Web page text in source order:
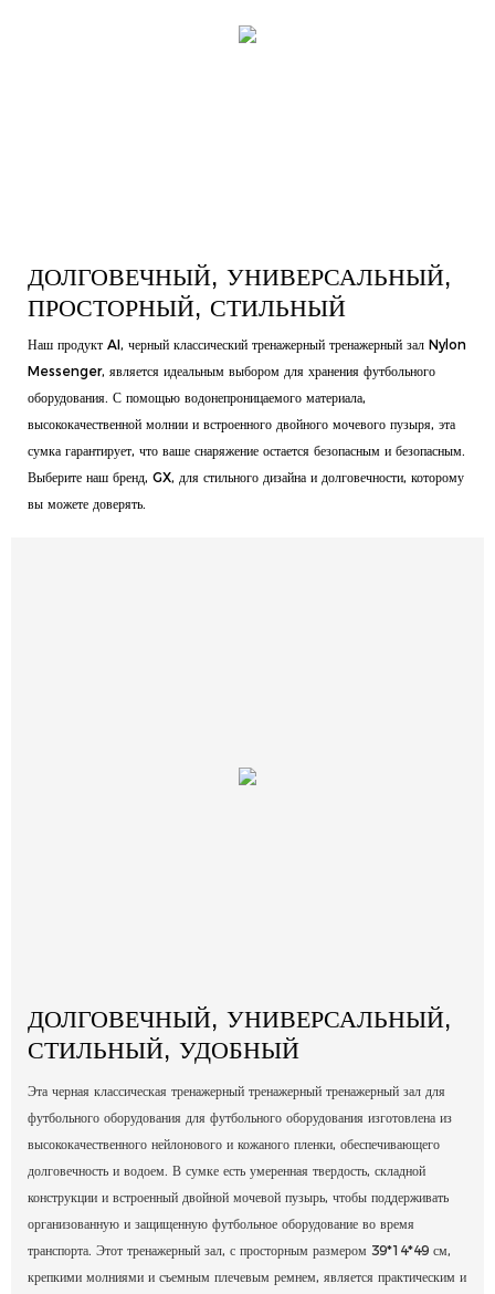
ДОЛГОВЕЧНЫЙ, УНИВЕРСАЛЬНЫЙ,
ПРОСТОРНЫЙ, СТИЛЬНЫЙ
Наш продукт AI, черный классический тренажерный тренажерный зал Nylon
Messenger, является идеальным выбором для хранения футбольного
оборудования. С помощью водонепроницаемого материала,
высококачественной молнии и встроенного двойного мочевого пузыря, эта
сумка гарантирует, что ваше снаряжение остается безопасным и безопасным.
Выберите наш бренд, GX, для стильного дизайна и долговечности, которому
вы можете доверять.
ДОЛГОВЕЧНЫЙ, УНИВЕРСАЛЬНЫЙ,
СТИЛЬНЫЙ, УДОБНЫЙ
Эта черная классическая тренажерный тренажерный тренажерный зал для
футбольного оборудования для футбольного оборудования изготовлена ​​из
высококачественного нейлонового и кожаного пленки, обеспечивающего
долговечность и водоем. В сумке есть умеренная твердость, складной
конструкции и встроенный двойной мочевой пузырь, чтобы поддерживать
организованную и защищенную футбольное оборудование во время
транспорта. Этот тренажерный зал, с просторным размером 39*14*49 см,
крепкими молниями и съемным плечевым ремнем, является практическим и